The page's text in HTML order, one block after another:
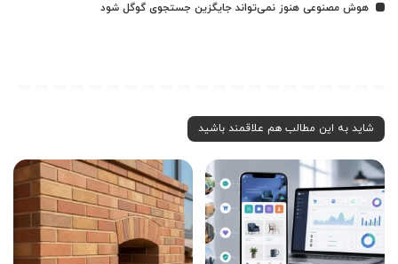
هوش مصنوعی هنوز نمی‌تواند جایگزین جستجوی گوگل شود
شاید به این مطالب هم علاقمند باشید